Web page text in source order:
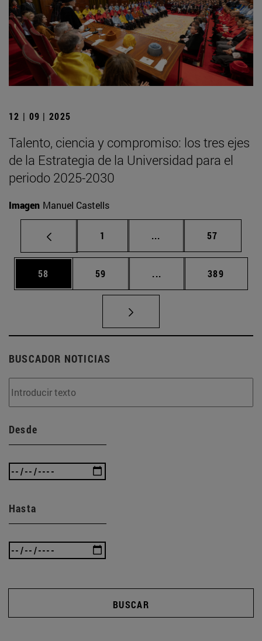
12 | 09 | 2025
Talento, ciencia y compromiso: los tres ejes
de la Estrategia de la Universidad para el
periodo 2025-2030
Imagen Manuel Castells
Página
1 ... Páginas intermedias
Página
57
Página
58 Página
59 ... Páginas intermedias
Página
389
BUSCADOR NOTICIAS
Desde
Hasta
BUSCAR